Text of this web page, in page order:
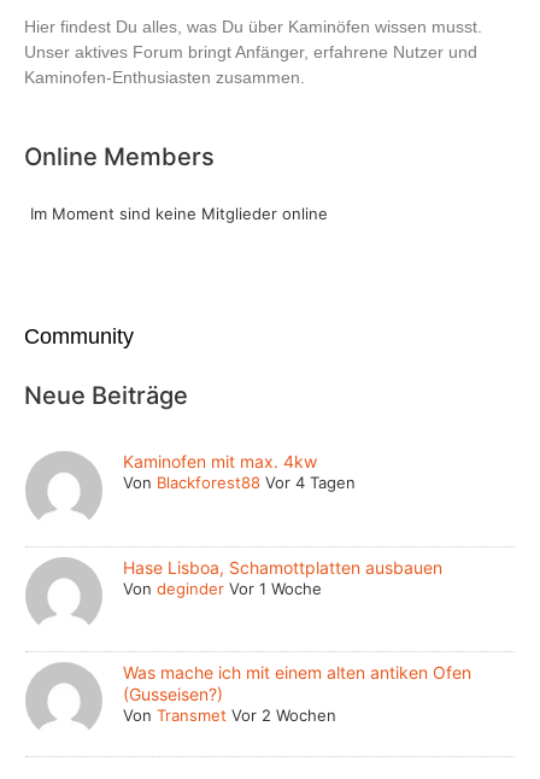
Hier findest Du alles, was Du über Kaminöfen wissen musst.
Unser aktives Forum bringt Anfänger, erfahrene Nutzer und
Kaminofen-Enthusiasten zusammen.
Online Members
Im Moment sind keine Mitglieder online
Community
Neue Beiträge
Kaminofen mit max. 4kw
Von Blackforest88 Vor 4 Tagen
Hase Lisboa, Schamottplatten ausbauen
Vondeginder Vor 1 Woche
Was mache ich mit einem alten antiken Ofen
(Gusseisen?)
VonTransmet Vor 2 Wochen